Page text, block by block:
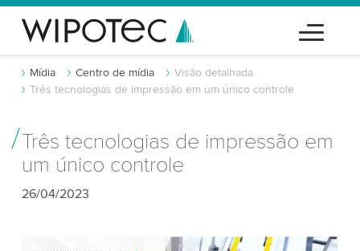
Mídia Centro de mídia
Visão detalhada
Três tecnologias de impressão em um único controle
Três tecnologias de impressão em
um único controle
26/04/2023